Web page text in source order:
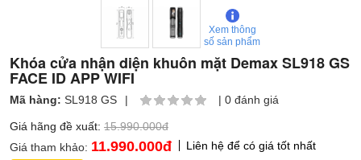
Xem thông
số sản phẩm
Khóa cửa nhận diện khuôn mặt Demax SL918 GS
FACE ID APP WIFI
Mã hàng: SL918 GS | | 0 đánh giá
Giá hãng đề xuất: 15.990.000đ
Giá tham khảo: 11.990.000đ
Liên hệ để có giá tốt nhất